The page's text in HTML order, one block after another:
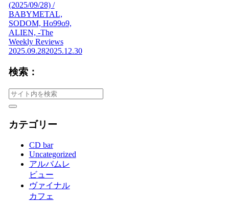
(2025/09/28) /
BABYMETAL,
SODOM, Ho99o9,
ALIEN, -The
Weekly Reviews
2025.09.282025.12.30
検索：
カテゴリー
CD bar
Uncategorized
アルバムレ
ビュー
ヴァイナル
カフェ